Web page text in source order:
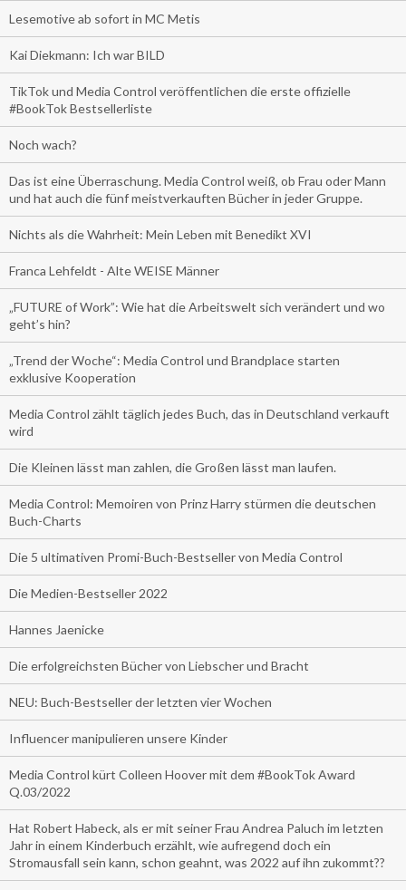
Lesemotive ab sofort in MC Metis
Kai Diekmann: Ich war BILD
TikTok und Media Control veröffentlichen die erste offizielle
#BookTok Bestsellerliste
Noch wach?
Das ist eine Überraschung. Media Control weiß, ob Frau oder Mann
und hat auch die fünf meistverkauften Bücher in jeder Gruppe.
Nichts als die Wahrheit: Mein Leben mit Benedikt XVI
Franca Lehfeldt - Alte WEISE Männer
„FUTURE of Work”: Wie hat die Arbeitswelt sich verändert und wo
geht’s hin?
„Trend der Woche“: Media Control und Brandplace starten
exklusive Kooperation
Media Control zählt täglich jedes Buch, das in Deutschland verkauft
wird
Die Kleinen lässt man zahlen, die Großen lässt man laufen.
Media Control: Memoiren von Prinz Harry stürmen die deutschen
Buch-Charts
Die 5 ultimativen Promi-Buch-Bestseller von Media Control
Die Medien-Bestseller 2022
Hannes Jaenicke
Die erfolgreichsten Bücher von Liebscher und Bracht
NEU: Buch-Bestseller der letzten vier Wochen
Influencer manipulieren unsere Kinder
Media Control kürt Colleen Hoover mit dem #BookTok Award
Q.03/2022
Hat Robert Habeck, als er mit seiner Frau Andrea Paluch im letzten
Jahr in einem Kinderbuch erzählt, wie aufregend doch ein
Stromausfall sein kann, schon geahnt, was 2022 auf ihn zukommt??